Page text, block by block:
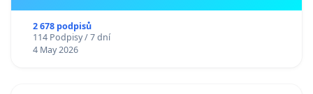
2 678 podpisů
114 Podpisy / 7 dní
4 May 2026